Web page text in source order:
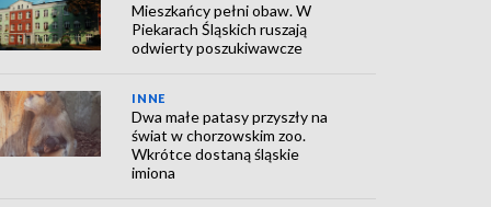
Mieszkańcy pełni obaw. W
Piekarach Śląskich ruszają
odwierty poszukiwawcze
INNE
Dwa małe patasy przyszły na
świat w chorzowskim zoo.
Wkrótce dostaną śląskie
imiona